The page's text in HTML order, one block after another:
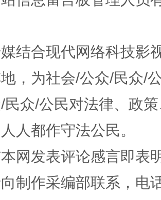
军营 权益有保障
家标准开始实施 从
结合现代网络科技影
，为社会/公众/民众/
民众/公民对法律、政
人都作守法公民。
网发表评论感言即表
制作采编部联系，电